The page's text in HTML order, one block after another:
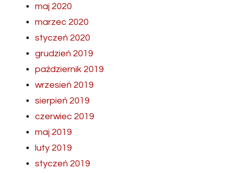
maj 2020
marzec 2020
styczeń 2020
grudzień 2019
październik 2019
wrzesień 2019
sierpień 2019
czerwiec 2019
maj 2019
luty 2019
styczeń 2019